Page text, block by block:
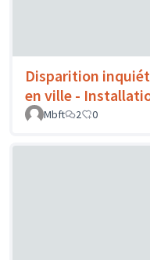
Disparition
en ville -
Mbft
2 0